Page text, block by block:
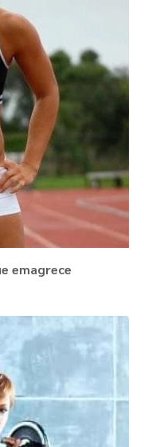
emagrece